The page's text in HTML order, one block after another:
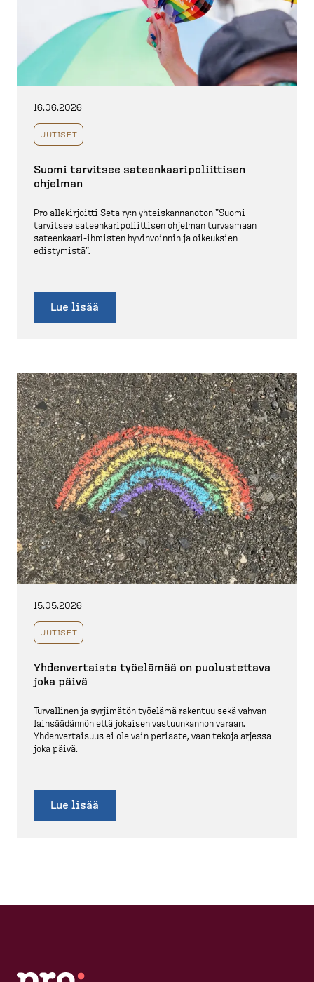
16.06.2026
UUTISET
Suomi tarvitsee sateen­kaa­ri­po­liittisen
ohjelman
Pro allekir­joitti Seta ry:n yhteis­kan­nanoton "Suomi
tarvitsee sateen­ka­ri­po­liittisen ohjelman turvaamaan
sateenkaari-​ihmisten hyvinvoinnin ja oikeuksien
edistymistä".
Lue lisää
15.05.2026
UUTISET
Yhdenver­taista työelämää on puolus­tettava
joka päivä
Turvallinen ja syrjimätön työelämä rakentuu sekä vahvan
lainsää­dännön että jokaisen vastuun­kannon varaan.
Yhdenver­taisuus ei ole vain periaate, vaan tekoja arjessa
joka päivä.
Lue lisää